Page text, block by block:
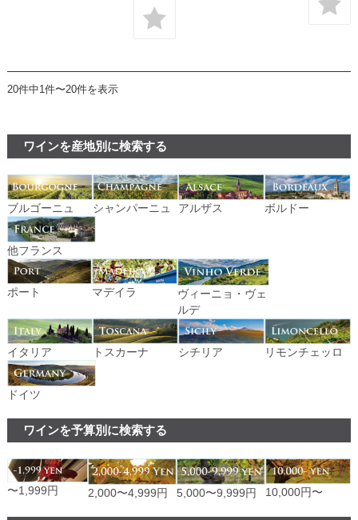
20件中1件〜20件を表示
ワインを産地別に検索する
ブルゴーニュ シャンパーニュ アルザス ボルドー
他フランス
ポート マデイラ
ヴィーニョ・ヴェ
ルデ
イタリア トスカーナ シチリア リモンチェッロ
ドイツ
ワインを予算別に検索する
〜1,999円 2,000〜4,999円 5,000〜9,999円 10,000円〜